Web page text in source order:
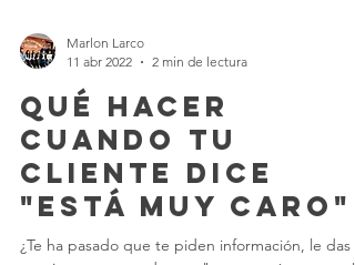
11 abr 2022
2 min de lectura
Qué hacer
cuando tu
cliente dice
"Está muy caro"